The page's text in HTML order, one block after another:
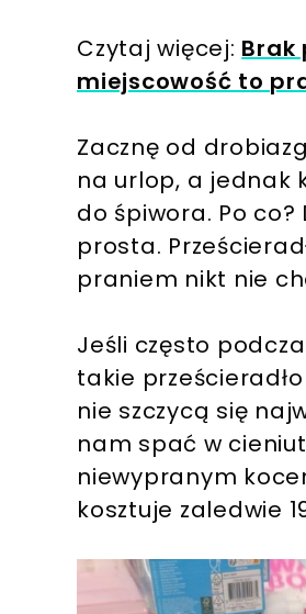
Czytaj więcej: Brak
miejscowość to
Zacznę od
na urlop, a jednak
do śpiwora. Po
prosta.
praniem nikt nie
Jeśli często
takie
nie szczycą się
nam spać w
niewypranym
kosztuje zaledwie